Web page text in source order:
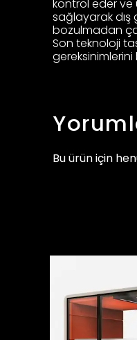
kontrol eder ve
sağlayarak dış
bozulmadan
Son teknoloji
Bu ürün için